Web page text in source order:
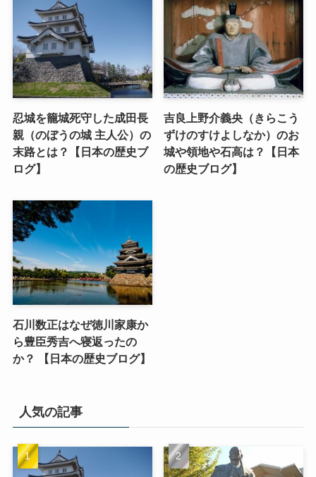
忍城を籠城死守した成田長
親（のぼうの城 主人公）の
末路とは？【日本の歴史ブ
ログ】
吉良上野介義央（きらこう
ずけのすけよしなか）のお
城や領地や石高は？【日本
の歴史ブログ】
石川数正はなぜ徳川家康か
ら豊臣秀吉へ寝返ったの
か？ 【日本の歴史ブログ】
人気の記事